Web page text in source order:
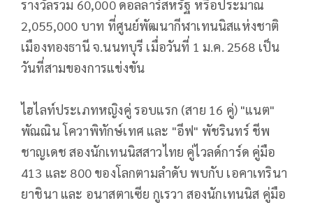
รางวัลรวม 60,000 ดอลลาร์สหรัฐ หรือประมาณ
2,055,000 บาท ที่ศูนย์พัฒนากีฬาเทนนิสแห่งชาติ
เมืองทองธานี จ.นนทบุรี เมื่อวันที่ 1 ม.ค. 2568 เป็น
วันที่สามของการแข่งขัน
ไฮไลท์ประเภทหญิงคู่ รอบแรก (สาย 16 คู่) "แนต"
พัณณิน โควาพิทักษ์เทศ และ "อีฟ" พัชรินทร์ ชีพ
ชาญเดช สองนักเทนนิสสาวไทย คู่ไวลด์การ์ด คู่มือ
413 และ 800 ของโลกตามลำดับ พบกับ เอคาเทรินา
ยาชินา และ อนาสตาเซีย กูเรวา สองนักเทนนิส คู่มือ